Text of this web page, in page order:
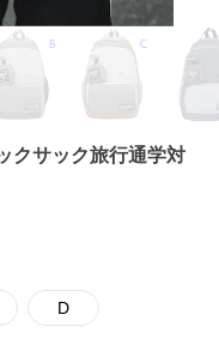
クサック旅行通学対
D